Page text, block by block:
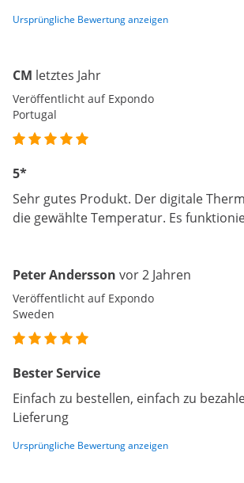
Ursprüngliche Bewertung anzeigen
CM letztes Jahr
Veröffentlicht auf Expondo
Portugal
5*
Sehr gutes Produkt. Der digitale
die gewählte Temperatur. Es
Peter Andersson vor 2 Jahren
Veröffentlicht auf Expondo
Sweden
Bester Service
Einfach zu bestellen, einfach zu
Lieferung
Ursprüngliche Bewertung anzeigen